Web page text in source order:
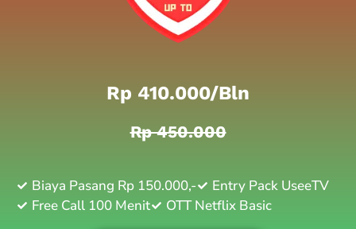
Rp 410.000/bln
Rp 450.000
Biaya Pasang Rp 150.000,-
Entry Pack UseeTV
Free Call 100 Menit
OTT Netflix Basic